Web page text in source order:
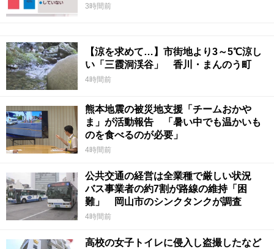
3時間前
【涼を求めて…】市街地より3～5℃涼し
い「三霞洞渓谷」 香川・まんのう町
4時間前
熊本地震の被災地支援「チームおかや
ま」が活動報告 「暑い中でも温かいも
のを食べるのが必要」
4時間前
公共交通の経営は全業種で厳しい状況
バス事業者の約7割が路線の維持「困
難」 岡山市のシンクタンクが調査
4時間前
高校の女子トイレに侵入し盗撮したなど